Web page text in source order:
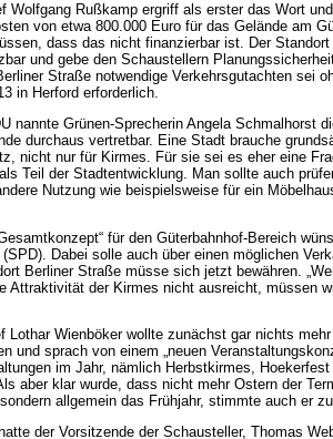
Wolfgang Rußkamp ergriff als erster das Wort
von etwa 800.000 Euro für das Gelände am
dass das nicht finanzierbar ist. Der
und gebe den Schaustellern
Straße notwendige Verkehrsgutachten sei
in Herford erforderlich.
nannte Grünen-Sprecherin Angela Schmalhorst
durchaus vertretbar. Eine Stadt brauche
nicht nur für Kirmes. Für sie sei es eher eine
Teil der Stadtentwicklung. Man sollte auch
Nutzung wie beispielsweise für ein
für den Güterbahnhof-Bereich
Dabei solle auch über einen möglichen
Berliner Straße müsse sich jetzt bewähren.
Attraktivität der Kirmes nicht ausreicht, müssen
Lothar Wienböker wollte zunächst gar nichts
und sprach von einem „neuen
im Jahr, nämlich Herbstkirmes, Hoekerfest
aber klar wurde, dass nicht mehr Ostern der
allgemein das Frühjahr, stimmte auch er
der Vorsitzende der Schausteller, Thomas